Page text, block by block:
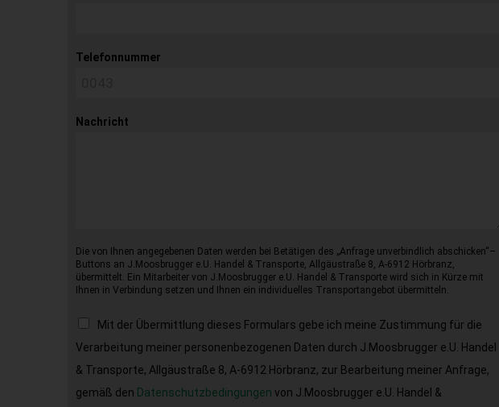
Telefonnummer
Nachricht
Die von Ihnen angegebenen Daten werden bei Betätigen des „Anfrage unverbindlich abschicken“–
Buttons an J.Moosbrugger e.U. Handel & Transporte, Allgäustraße 8, A-6912 Hörbranz,
übermittelt. Ein Mitarbeiter von J.Moosbrugger e.U. Handel & Transporte wird sich in Kürze mit
Ihnen in Verbindung setzen und Ihnen ein individuelles Transportangebot übermitteln.
Mit der Übermittlung dieses Formulars gebe ich meine Zustimmung für die
Verarbeitung meiner personenbezogenen Daten durch J.Moosbrugger e.U. Handel
& Transporte, Allgäustraße 8, A-6912 Hörbranz, zur Bearbeitung meiner Anfrage,
gemäß den Datenschutzbedingungen von J.Moosbrugger e.U. Handel &